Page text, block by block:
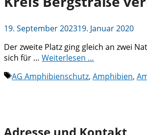
19. September 202319. Januar 2020
Der zweite Platz ging gleich an zwei
sich für … Weiterlesen …
Schlagwörter
AG Amphibienschutz, Amphibien,